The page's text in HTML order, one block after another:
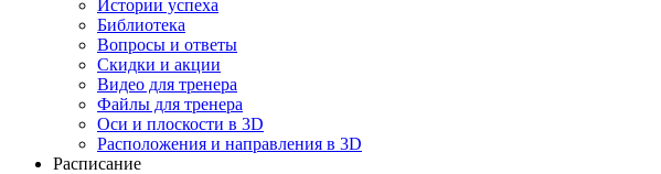
Истории успеха
Библиотека
Вопросы и ответы
Скидки и акции
Видео для тренера
Файлы для тренера
Оси и плоскости в 3D
Расположения и направления в 3D
Расписание